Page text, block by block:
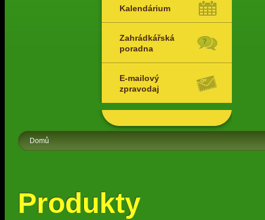
Kalendárium
Zahrádkářská
poradna
E-mailový
zpravodaj
Domů
Produkty